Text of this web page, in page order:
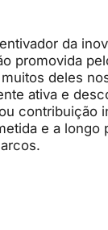
da
promovida
deles
ativa e
contribuição
e a longo